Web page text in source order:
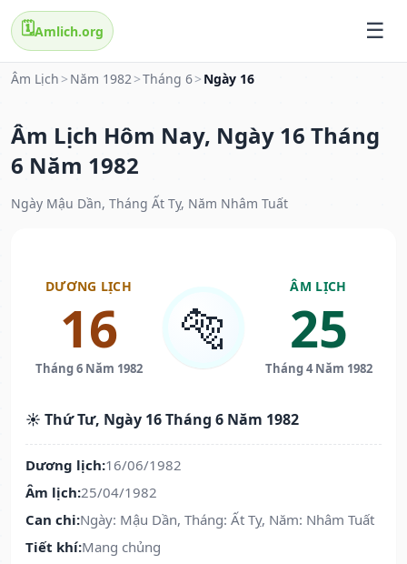
🗓️Amlich.org
Âm Lịch > Năm 1982>Tháng 6> Ngày 16
Âm Lịch Hôm Nay, Ngày 16 Tháng
6 Năm 1982
Ngày Mậu Dần, Tháng Ất Tỵ, Năm Nhâm Tuất
DƯƠNG LỊCH
16
Tháng 6 Năm 1982
🐅
ÂM LỊCH
25
Tháng 4 Năm 1982
☀️ Thứ Tư, Ngày 16 Tháng 6 Năm 1982
Dương lịch:16/06/1982
Âm lịch:25/04/1982
Can chi:Ngày: Mậu Dần, Tháng: Ất Tỵ, Năm: Nhâm Tuất
Tiết khí:Mang chủng